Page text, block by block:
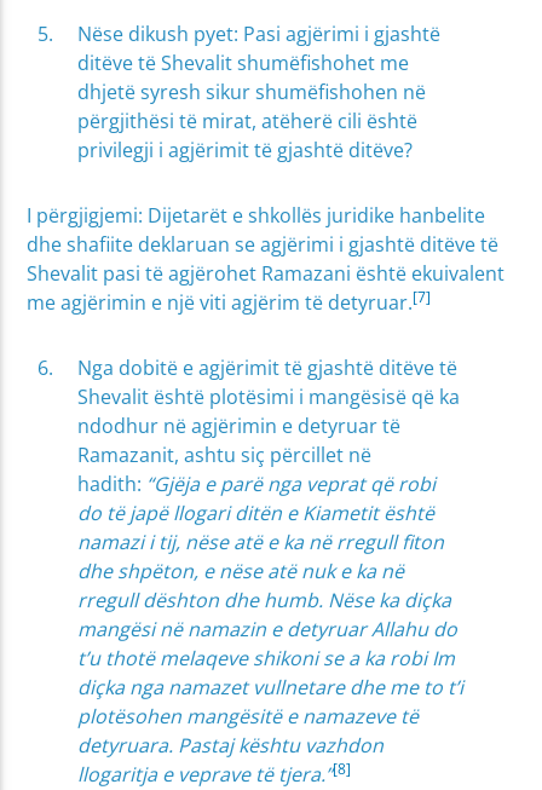
Nëse dikush pyet: Pasi agjërimi i gjashtë
ditëve të Shevalit shumëfishohet me
dhjetë syresh sikur shumëfishohen në
përgjithësi të mirat, atëherë cili është
privilegji i agjërimit të gjashtë ditëve?
I përgjigjemi: Dijetarët e shkollës juridike hanbelite
dhe shafiite deklaruan se agjërimi i gjashtë ditëve të
Shevalit pasi të agjërohet Ramazani është ekuivalent
me agjërimin e një viti agjërim të detyruar.[7]
Nga dobitë e agjërimit të gjashtë ditëve të
Shevalit është plotësimi i mangësisë që ka
ndodhur në agjërimin e detyruar të
Ramazanit, ashtu siç përcillet në
hadith: “Gjëja e parë nga veprat që robi
do të japë llogari ditën e Kiametit është
namazi i tij, nëse atë e ka në rregull fiton
dhe shpëton, e nëse atë nuk e ka në
rregull dështon dhe humb. Nëse ka diçka
mangësi në namazin e detyruar Allahu do
t’u thotë melaqeve shikoni se a ka robi Im
diçka nga namazet vullnetare dhe me to t’i
plotësohen mangësitë e namazeve të
detyruara. Pastaj kështu vazhdon
llogaritja e veprave të tjera.”[8]